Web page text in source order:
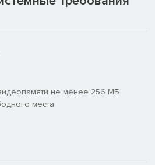
не менее 256 МБ
места